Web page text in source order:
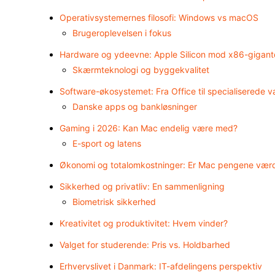
Operativsystemernes filosofi: Windows vs macOS
Brugeroplevelsen i fokus
Hardware og ydeevne: Apple Silicon mod x86-
Skærmteknologi og byggekvalitet
Software-økosystemet: Fra Office til specialiserede
Danske apps og bankløsninger
Gaming i 2026: Kan Mac endelig være med?
E-sport og latens
Økonomi og totalomkostninger: Er Mac pengene
Sikkerhed og privatliv: En sammenligning
Biometrisk sikkerhed
Kreativitet og produktivitet: Hvem vinder?
Valget for studerende: Pris vs. Holdbarhed
Erhvervslivet i Danmark: IT-afdelingens perspektiv